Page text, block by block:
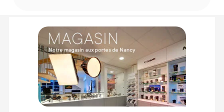
Durable dans le temps
La pochette est aussi dotée d'une fermeture à glissière YKK
résistante aux intempéries, ainsi qu'un crochet tactique pour
une fixation pratique sur différents supports.
Caractéristiques de la pochette CRDBAG CRDPOUCH
Organizer Bag Small Artic White (23 X 15 cm) :